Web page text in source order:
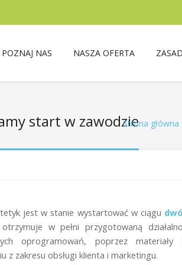
POZNAJ NAS NASZA OFERTA
start w zawodzieStrona główna
jest w stanie wystartować w ciągu
w pełni przygotowaną
oprogramowań, poprzez
z zakresu obsługi klienta i marketingu.